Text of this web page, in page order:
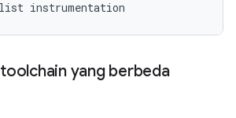
yang berbeda